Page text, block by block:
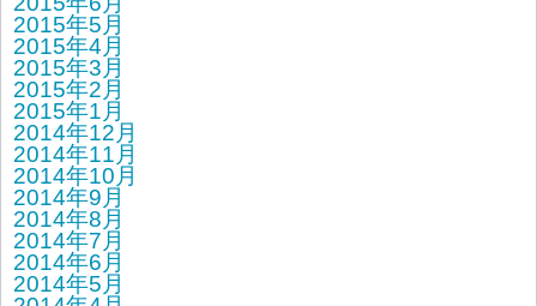
2015年5月
2015年4月
2015年3月
2015年2月
2015年1月
2014年12月
2014年11月
2014年10月
2014年9月
2014年8月
2014年7月
2014年6月
2014年5月